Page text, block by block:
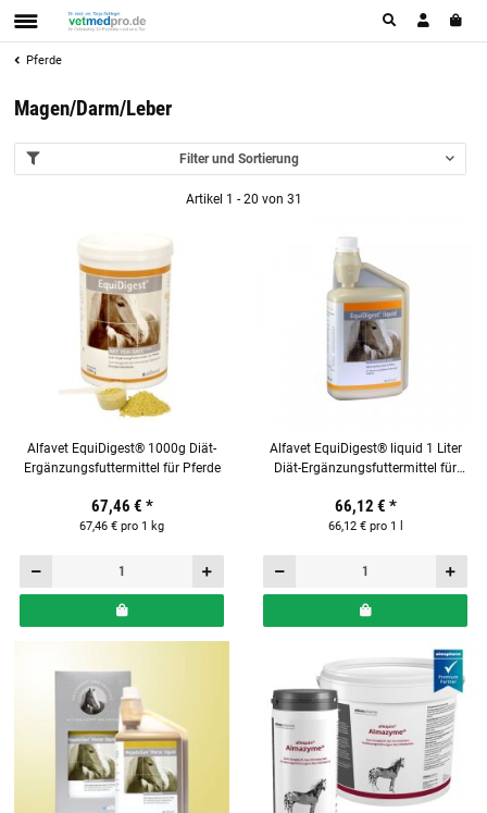
Pferde
Magen/Darm/Leber
Filter und Sortierung
Artikel 1 - 20 von 31
Alfavet EquiDigest® 1000g Diät-
Ergänzungsfuttermittel für Pferde
67,46 € *
67,46 € pro 1 kg
Alfavet EquiDigest® liquid 1 Liter
Diät-Ergänzungsfuttermittel für
66,12 € *
66,12 € pro 1 l